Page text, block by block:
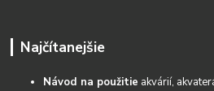
Najčítanejšie
Návod na použitie akvárií,